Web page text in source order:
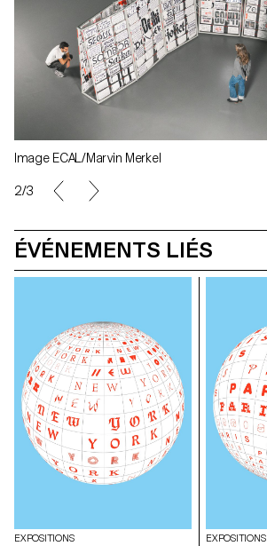
Image ECAL/Marvin Merkel
2/3
ÉVÉNEMENTS LIÉS
EXPOSITIONS EXPOSITIONS